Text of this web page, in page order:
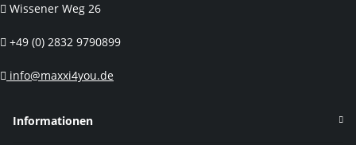
Wissener Weg 26
+49 (0) 2832 9790899
info@maxxi4you.de
Informationen